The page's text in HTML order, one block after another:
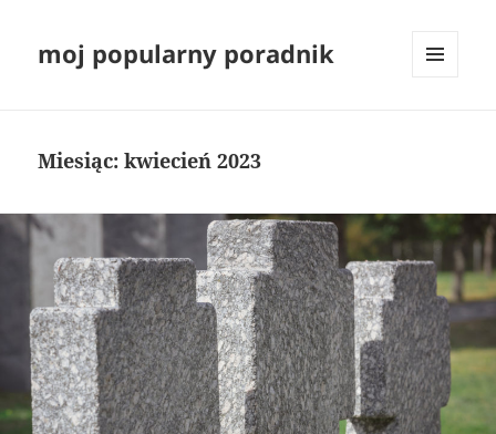
moj popularny poradnik
Miesiąc:kwiecień 2023